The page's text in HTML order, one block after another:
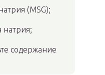
(MSG);
натрия;
содержание